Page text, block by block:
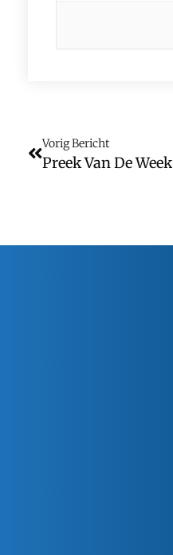
Vorig Bericht
Preek Van De Week